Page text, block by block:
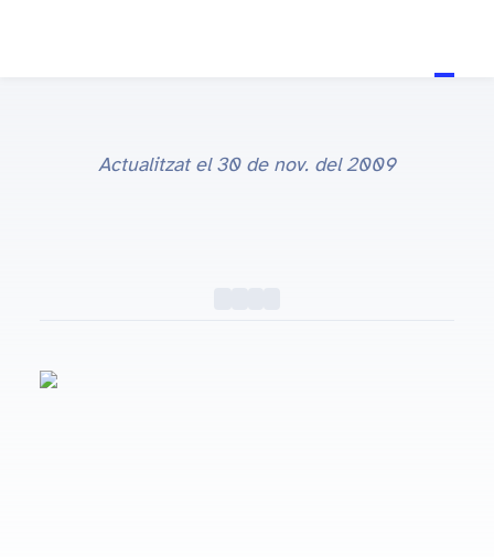
Actualitzat el 30 de nov. del 2009